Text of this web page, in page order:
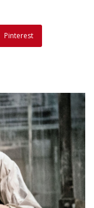
Pinterest